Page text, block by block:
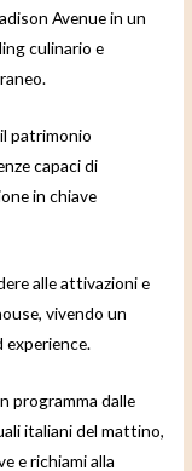
Avenue in un
culinario e
patrimonio
capaci di
in chiave
alle attivazioni e
vivendo un
experience.
programma dalle
italiani del mattino,
e richiami alla